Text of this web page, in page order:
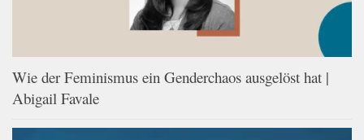
Wie der Feminismus ein Genderchaos ausgelöst hat |
Abigail Favale